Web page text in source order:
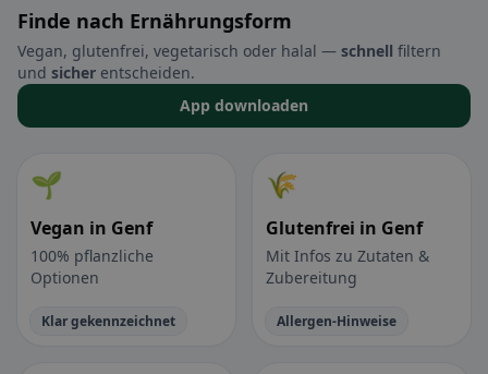
Finde nach Ernährungsform
Vegan, glutenfrei, vegetarisch oder halal — schnell filtern
und sicher entscheiden.
App downloaden
🌱
Vegan in Genf
100% pflanzliche
Optionen
Klar gekennzeichnet
🌾
Glutenfrei in Genf
Mit Infos zu Zutaten &
Zubereitung
Allergen-Hinweise